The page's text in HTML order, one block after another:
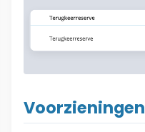
Voorzieningen